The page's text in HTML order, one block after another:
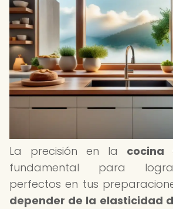
La precisión en la cocina
fundamental para
perfectos en tus
depender de la elasticidad